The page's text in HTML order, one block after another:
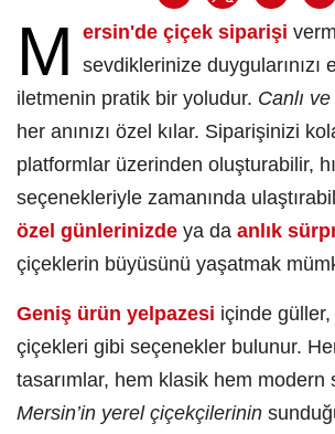
M ersin'de çiçek siparişi
sevdiklerinize duygularınızı
iletmenin pratik bir yoludur. Canlı
her anınızı özel kılar. Siparişinizi
platformlar üzerinden oluşturabilir,
seçenekleriyle zamanında
özel günlerinizde ya da anlık
çiçeklerin büyüsünü yaşatmak
Geniş ürün yelpazesi içinde
çiçekleri gibi seçenekler bulunur.
tasarımlar, hem klasik hem modern
Mersin’in yerel çiçekçilerinin